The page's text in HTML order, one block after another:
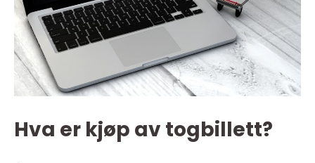
Hva er kjøp av togbillett?